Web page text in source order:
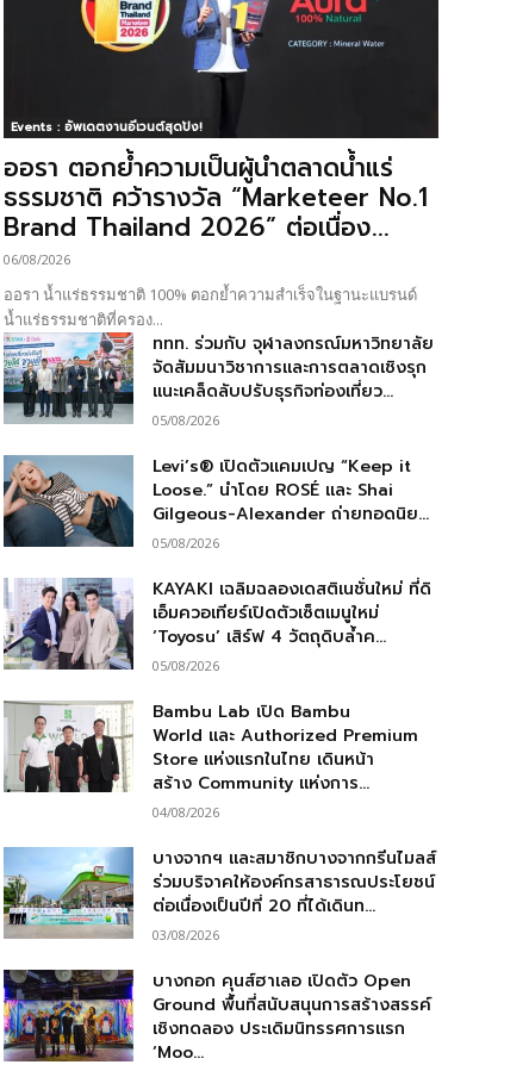
Events : อัพเดตงานอีเวนต์สุดปัง!
ออรา ตอกย้ำความเป็นผู้นำตลาดน้ำแร่
ธรรมชาติ คว้ารางวัล “Marketeer No.1
Brand Thailand 2026” ต่อเนื่อง...
06/08/2026
ออรา น้ำแร่ธรรมชาติ 100% ตอกย้ำความสำเร็จในฐานะแบรนด์
น้ำแร่ธรรมชาติที่ครอง...
ททท. ร่วมกับ จุฬาลงกรณ์มหาวิทยาลัย
จัดสัมมนาวิชาการและการตลาดเชิงรุก
แนะเคล็ดลับปรับธุรกิจท่องเที่ยว...
05/08/2026
Levi’s® เปิดตัวแคมเปญ “Keep it
Loose.” นำโดย ROSÉ และ Shai
Gilgeous-Alexander ถ่ายทอดนิย...
05/08/2026
KAYAKI เฉลิมฉลองเดสติเนชั่นใหม่ ที่ดิ
เอ็มควอเทียร์เปิดตัวเซ็ตเมนูใหม่
‘Toyosu’ เสิร์ฟ 4 วัตถุดิบล้ำค...
05/08/2026
Bambu Lab เปิด Bambu
World และ Authorized Premium
Store แห่งแรกในไทย เดินหน้า
สร้าง Community แห่งการ...
04/08/2026
บางจากฯ และสมาชิกบางจากกรีนไมลส์
ร่วมบริจาคให้องค์กรสาธารณประโยชน์
ต่อเนื่องเป็นปีที่ 20 ที่ได้เดินท...
03/08/2026
บางกอก คุนส์ฮาเลอ เปิดตัว Open
Ground พื้นที่สนับสนุนการสร้างสรรค์
เชิงทดลอง ประเดิมนิทรรศการแรก
‘Moo...